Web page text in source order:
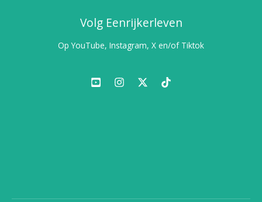
Volg Eenrijkerleven
Op YouTube, Instagram, X en/of Tiktok